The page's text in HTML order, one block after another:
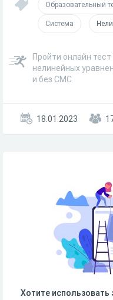
Образовательный
Система
Пройти онлайн
нелинейных
и без СМС
18.01.2023
Хотите использовать